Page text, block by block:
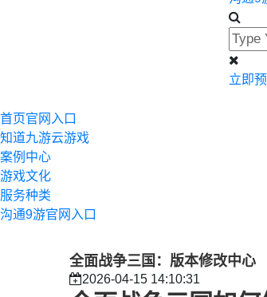
立即
首页官网入口
知道九游云游戏
案例中心
游戏文化
服务种类
沟通9游官网入口
全面战争三国：版本修改中心
2026-04-15 14:10:31